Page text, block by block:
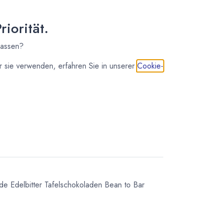
Edelbitter Tafelschokoladen Bean to Bar
verwenden, erfahren Sie in unserer Cookie-